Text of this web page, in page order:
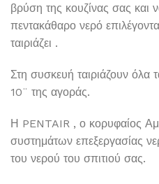
βρύση της κουζίνας σας και
πεντακάθαρο νερό
ταιριάζει .
Στη συσκευή ταιριάζουν όλα
10¨ της αγοράς.
Η PENTAIR , ο κορυφαίος
συστημάτων επεξεργασίας
του νερού του σπιτιού σας.